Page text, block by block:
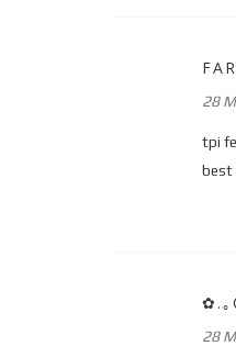
28
tpi
best
✿.｡
28